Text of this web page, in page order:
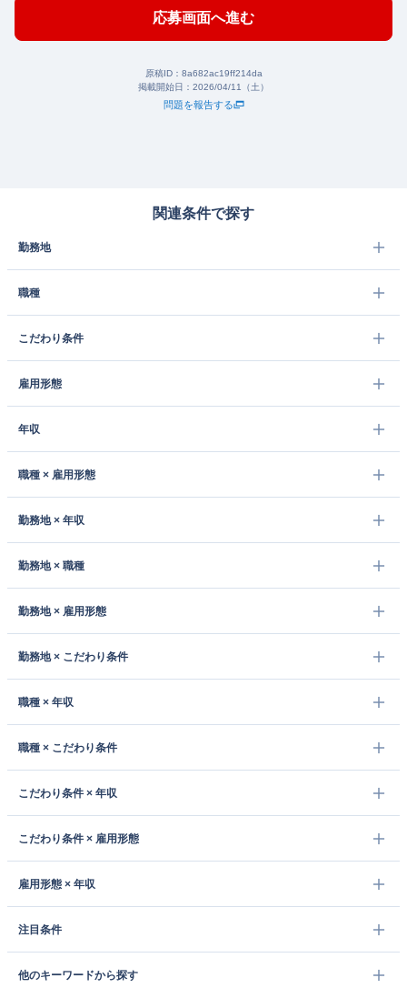
応募画面へ進む
原稿ID： 8a682ac19ff214da
掲載開始日： 2026/04/11（土）
問題を報告する
関連条件で探す
勤務地
職種
こだわり条件
雇用形態
年収
職種 × 雇用形態
勤務地 × 年収
勤務地 × 職種
勤務地 × 雇用形態
勤務地 × こだわり条件
職種 × 年収
職種 × こだわり条件
こだわり条件 × 年収
こだわり条件 × 雇用形態
雇用形態 × 年収
注目条件
他のキーワードから探す